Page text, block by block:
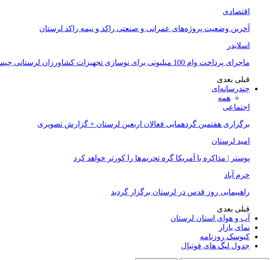
اقتصادی
آخرین وضعیت پروژه‌های عمرانی و صنعتی راکد و نیمه راکد لرستان
اسلایدر
ماجرای پرداخت وام 100 میلیونی برای نوسازی تجهیزات کشاورزان لرستانی چیست؟
قبلی بعدی
چندرسانه‌ای
همه
اجتماعی
برگزاری هفتمین گردهمایی فعالان اربعین لرستان + گزارش تصویری
امید لرستان
پوستر | مذاکره با آمریکا گره تحریم‌ها را کورتر خواهد کرد
خرم آباد
راهپیمایی روز قدس در لرستان برگزار گردید
قبلی بعدی
آب و هوای استان لرستان
نمای بازار
کیوسک روزنامه
جدول لیگ های فوتبال